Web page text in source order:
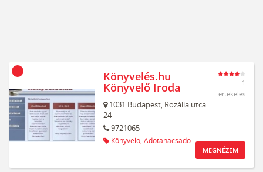
Könyvelés.hu
Könyvelő Iroda
1031 Budapest, Rozália utca
24
9721065
Könyvelő, Adótanácsadó
1
értékelés
MEGNÉZEM